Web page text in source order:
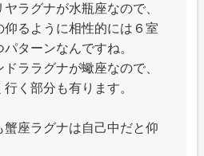
ラグナが水瓶座なので、
るように相性的には６室
ターンなんですね。
ララグナが蠍座なので、
く部分も有ります。
座ラグナは自己中だと仰